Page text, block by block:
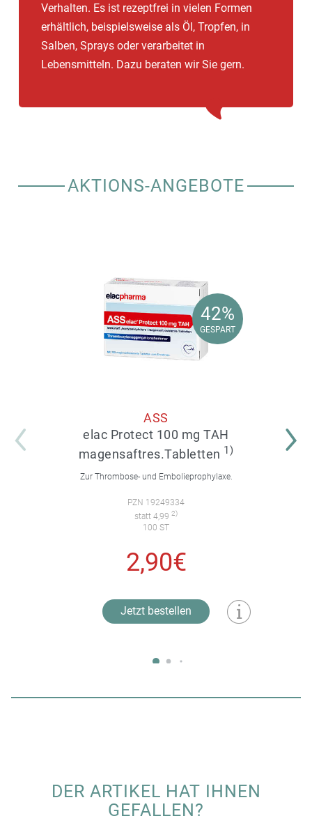
Verhalten. Es ist rezeptfrei in vielen Formen
erhältlich, beispielsweise als Öl, Tropfen, in
Salben, Sprays oder verarbeitet in
Lebensmitteln. Dazu beraten wir Sie gern.
AKTIONS-ANGEBOTE
42%
GESPART
42%
GESPART
ASS
elac Protect 100 mg TAH
magensaftres.Tabletten 1)
Zur Thrombose- und Embolieprophylaxe.
PZN 19249334
statt 4,99 2)
100 ST
2,90€
Jetzt bestellen
DER ARTIKEL HAT IHNEN
GEFALLEN?